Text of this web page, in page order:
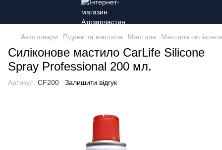
Автотовари Рідини та мастила Мастила Мастила
Силіконове мастило CarLife Silicone
Spray Professional 200 мл.
Артикул: CF200 Залишити відгук